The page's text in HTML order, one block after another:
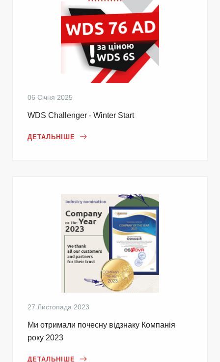
06 Січня 2025
WDS Challenger - Winter Start
ДЕТАЛЬНІШЕ
27 Листопада 2023
Ми отримали почесну відзнаку Компанія
року 2023
ДЕТАЛЬНІШЕ